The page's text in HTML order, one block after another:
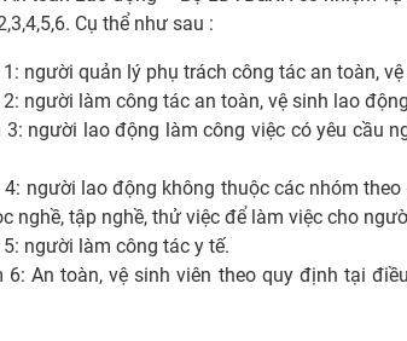
Cụ thể như sau :
người quản lý phụ trách công tác an toàn,
người làm công tác an toàn, vệ sinh lao động
người lao động làm công việc có yêu cầu
người lao động không thuộc các nhóm
nghề, tập nghề, thử việc để làm việc cho
người làm công tác y tế.
6: An toàn, vệ sinh viên theo quy định tại